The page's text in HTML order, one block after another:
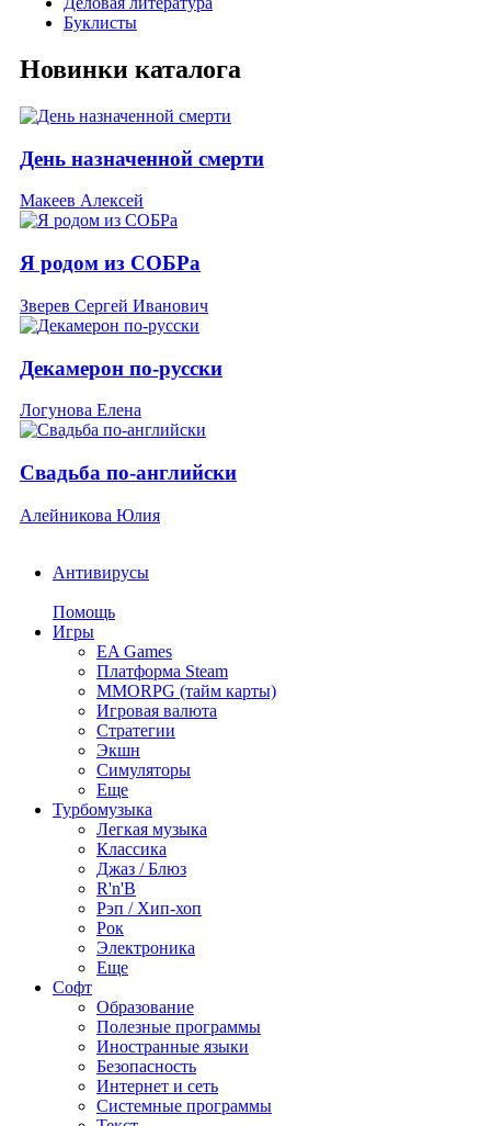
Буклисты
Новинки каталога
День назначенной смерти
Макеев Алексей
Я родом из СОБРа
Зверев Сергей Иванович
Декамерон по-русски
Логунова Елена
Свадьба по-английски
Алейникова Юлия
Антивирусы
Помощь
Игры
EA Games
Платформа Steam
MMORPG (тайм карты)
Игровая валюта
Стратегии
Экшн
Симуляторы
Еще
Турбомузыка
Легкая музыка
Классика
Джаз / Блюз
R'n'B
Рэп / Хип-хоп
Рок
Электроника
Еще
Софт
Образование
Полезные программы
Иностранные языки
Безопасность
Интернет и сеть
Системные программы